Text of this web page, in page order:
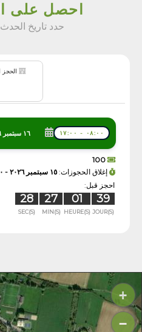
احصل على
حدد تاريخ الحدث
الحجز Hôtel
١٦ سبتمبر ٢٠٢٦ ٠٨:٠٠ - ١٧:٠٠
100
إغلاق الحجوزات:١٥ سبتمبر ٢٠٢٦ - ٠٦:٠٠
احجز قبل:
39
01
27
28
JOUR(S)
HEURE(S)
MIN(S)
SEC(S)
+
−